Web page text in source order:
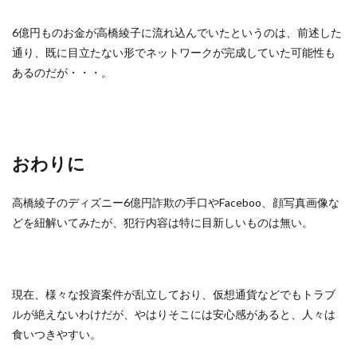
6億円ものお金が高橋綾子に流れ込んでいたというのは、前述した
通り、既に目立たない形でネットワークが完成していた可能性も
あるのだが・・・。
おわりに
高橋綾子のディズニー6億円詐欺の手口やFaceboo、顔写真画像な
どを紐解いてみたが、犯行内容は特に目新しいものは無い。
現在、様々な投資案件が乱立しており、仮想通貨などでもトラブ
ルが絶えないわけだが、やはりそこには安心感があると、人々は
食いつきやすい。